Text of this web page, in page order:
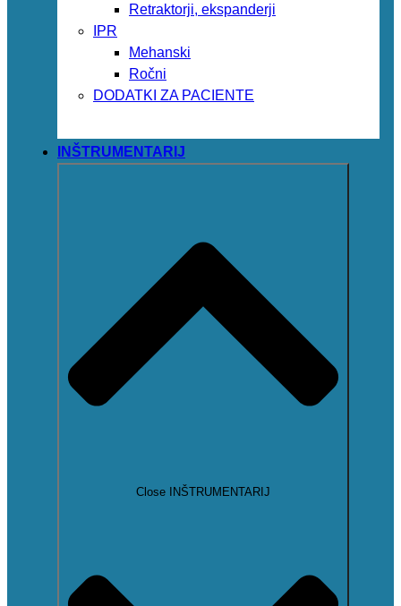
Retraktorji, ekspanderji
IPR
Mehanski
Ročni
DODATKI ZA PACIENTE
INŠTRUMENTARIJ
Close INŠTRUMENTARIJ